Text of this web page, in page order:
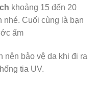
khoảng 15 đến 20
nhé. Cuối cùng là bạn
ấm
nên bảo vệ da khi đi ra
tia UV.